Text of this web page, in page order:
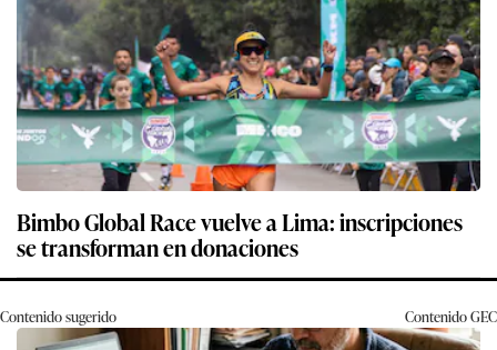
Bimbo Global Race vuelve a Lima: inscripciones
se transforman en donaciones
Contenido sugerido ContenidoGEC